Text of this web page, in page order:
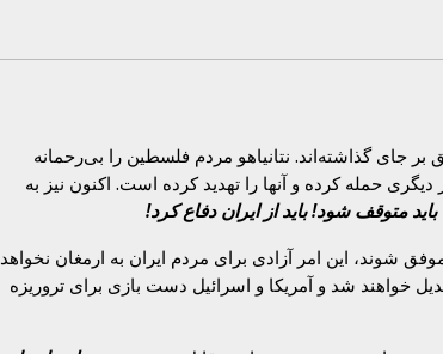
بر جای گذاشته‌اند. نتانیاهو مردم فلسطین را بی‌رحمانه
حمله کرده و آنها را تهدید کرده است. اکنون نیز به
متوقف شود! باید از ایران دفاع کرد!
شوند، این امر آزادی برای مردم ایران به ارمغان نخواهد
خواهند شد و آمریکا و اسرائیل دست بازی برای تروریزه